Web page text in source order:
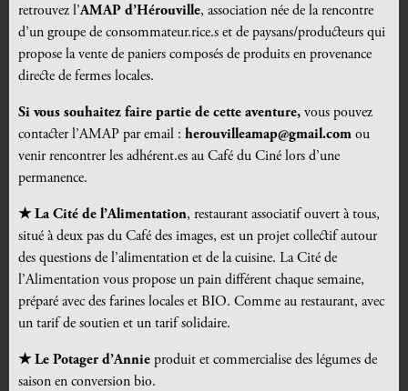
retrouvez l’AMAP d’Hérouville, association née de la rencontre
d’un groupe de consommateur.rice.s et de paysans/producteurs qui
propose la vente de paniers composés de produits en provenance
directe de fermes locales.
Si vous souhaitez faire partie de cette aventure, vous pouvez
contacter l’AMAP par email : herouvilleamap@gmail.com ou
venir rencontrer les adhérent.es au Café du Ciné lors d’une
permanence.
★ La Cité de l’Alimentation, restaurant associatif ouvert à tous,
situé à deux pas du Café des images, est un projet collectif autour
des questions de l’alimentation et de la cuisine. La Cité de
l’Alimentation vous propose un pain différent chaque semaine,
préparé avec des farines locales et BIO. Comme au restaurant, avec
un tarif de soutien et un tarif solidaire.
★ Le Potager d’Annie produit et commercialise des légumes de
saison en conversion bio.